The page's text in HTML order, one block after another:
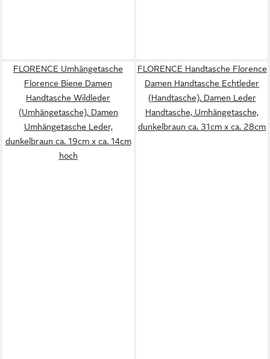
FLORENCE Umhängetasche
Florence Biene Damen
Handtasche Wildleder
(Umhängetasche), Damen
Umhängetasche Leder,
dunkelbraun ca. 19cm x ca. 14cm
hoch
FLORENCE Handtasche Florence
Damen Handtasche Echtleder
(Handtasche), Damen Leder
Handtasche, Umhängetasche,
dunkelbraun ca. 31cm x ca. 28cm